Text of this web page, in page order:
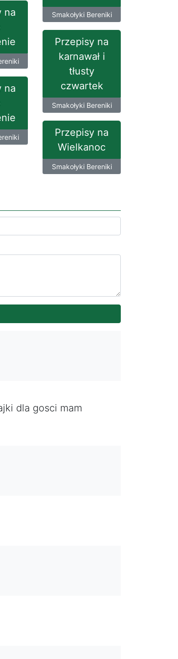
Smakołyki Bereniki
na
Przepisy na
karnawał i
tłusty
czwartek
Smakołyki Bereniki
na
Przepisy na
Wielkanoc
Smakołyki Bereniki
dla gosci mam